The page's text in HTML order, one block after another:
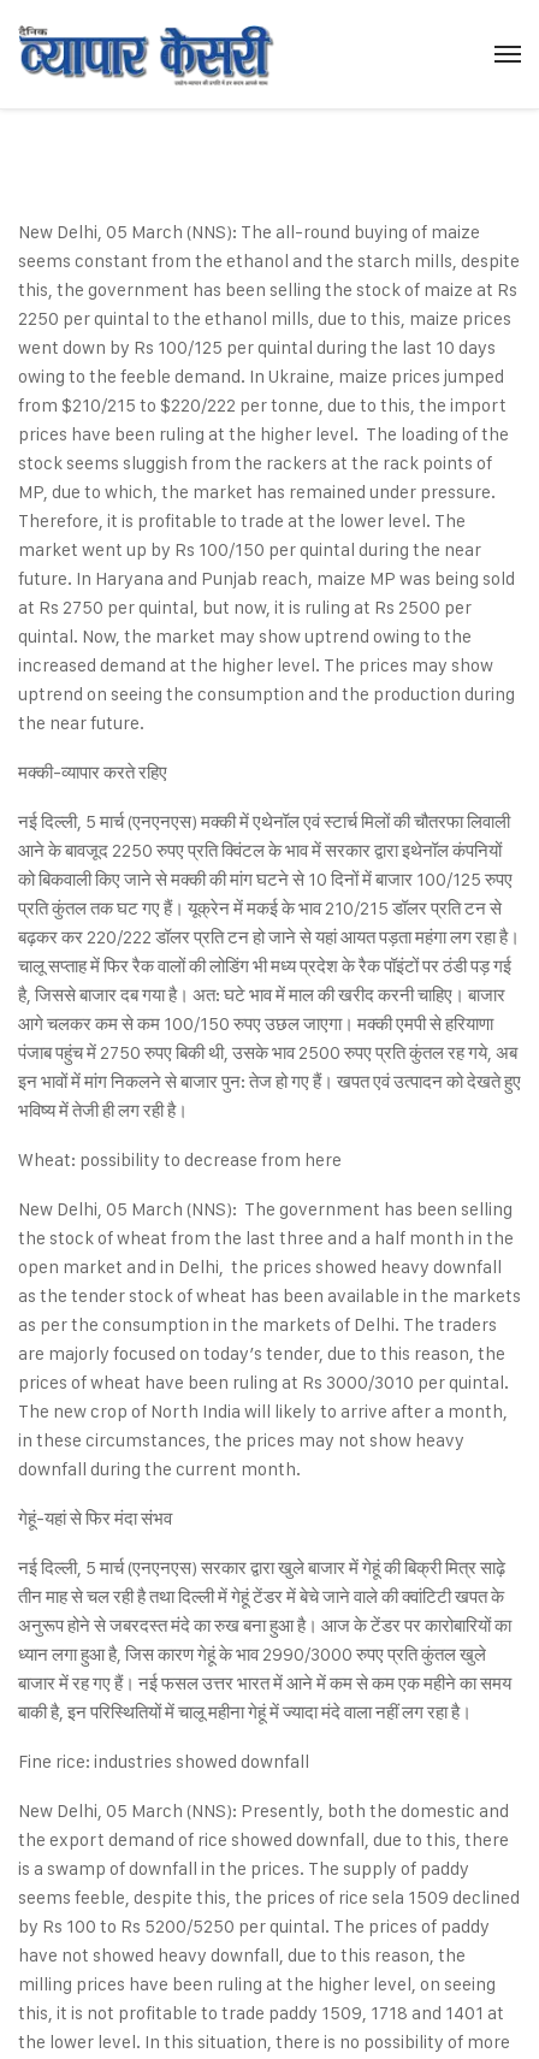
New Delhi, 05 March (NNS): The all-round buying of maize
seems constant from the ethanol and the starch mills, despite
this, the government has been selling the stock of maize at Rs
2250 per quintal to the ethanol mills, due to this, maize prices
went down by Rs 100/125 per quintal during the last 10 days
owing to the feeble demand. In Ukraine, maize prices jumped
from $210/215 to $220/222 per tonne, due to this, the import
prices have been ruling at the higher level. The loading of the
stock seems sluggish from the rackers at the rack points of
MP, due to which, the market has remained under pressure.
Therefore, it is profitable to trade at the lower level. The
market went up by Rs 100/150 per quintal during the near
future. In Haryana and Punjab reach, maize MP was being sold
at Rs 2750 per quintal, but now, it is ruling at Rs 2500 per
quintal. Now, the market may show uptrend owing to the
increased demand at the higher level. The prices may show
uptrend on seeing the consumption and the production during
the near future.
मक्की-व्यापार करते रहिए
नई दिल्ली, 5 मार्च (एनएनएस) मक्की में एथेनॉल एवं स्टार्च मिलों की चौतरफा लिवाली
आने के बावजूद 2250 रुपए प्रति क्विंटल के भाव में सरकार द्वारा इथेनॉल कंपनियों
को बिकवाली किए जाने से मक्की की मांग घटने से 10 दिनों में बाजार 100/125 रुपए
प्रति कुंतल तक घट गए हैं। यूक्रेन में मकई के भाव 210/215 डॉलर प्रति टन से
बढ़कर कर 220/222 डॉलर प्रति टन हो जाने से यहां आयत पड़ता महंगा लग रहा है।
चालू सप्ताह में फिर रैक वालों की लोडिंग भी मध्य प्रदेश के रैक पॉइंटों पर ठंडी पड़ गई
है, जिससे बाजार दब गया है। अत: घटे भाव में माल की खरीद करनी चाहिए। बाजार
आगे चलकर कम से कम 100/150 रुपए उछल जाएगा। मक्की एमपी से हरियाणा
पंजाब पहुंच में 2750 रुपए बिकी थी, उसके भाव 2500 रुपए प्रति कुंतल रह गये, अब
इन भावों में मांग निकलने से बाजार पुन: तेज हो गए हैं। खपत एवं उत्पादन को देखते हुए
भविष्य में तेजी ही लग रही है।
Wheat: possibility to decrease from here
New Delhi, 05 March (NNS): The government has been selling
the stock of wheat from the last three and a half month in the
open market and in Delhi, the prices showed heavy downfall
as the tender stock of wheat has been available in the markets
as per the consumption in the markets of Delhi. The traders
are majorly focused on today’s tender, due to this reason, the
prices of wheat have been ruling at Rs 3000/3010 per quintal.
The new crop of North India will likely to arrive after a month,
in these circumstances, the prices may not show heavy
downfall during the current month.
गेहूं-यहां से फिर मंदा संभव
नई दिल्ली, 5 मार्च (एनएनएस) सरकार द्वारा खुले बाजार में गेहूं की बिक्री मित्र साढ़े
तीन माह से चल रही है तथा दिल्ली में गेहूं टेंडर में बेचे जाने वाले की क्वांटिटी खपत के
अनुरूप होने से जबरदस्त मंदे का रुख बना हुआ है। आज के टेंडर पर कारोबारियों का
ध्यान लगा हुआ है, जिस कारण गेहूं के भाव 2990/3000 रुपए प्रति कुंतल खुले
बाजार में रह गए हैं। नई फसल उत्तर भारत में आने में कम से कम एक महीने का समय
बाकी है, इन परिस्थितियों में चालू महीना गेहूं में ज्यादा मंदे वाला नहीं लग रहा है।
Fine rice: industries showed downfall
New Delhi, 05 March (NNS): Presently, both the domestic and
the export demand of rice showed downfall, due to this, there
is a swamp of downfall in the prices. The supply of paddy
seems feeble, despite this, the prices of rice sela 1509 declined
by Rs 100 to Rs 5200/5250 per quintal. The prices of paddy
have not showed heavy downfall, due to this reason, the
milling prices have been ruling at the higher level, on seeing
this, it is not profitable to trade paddy 1509, 1718 and 1401 at
the lower level. In this situation, there is no possibility of more